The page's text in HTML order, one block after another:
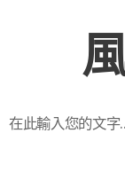
在此輸入您的文字